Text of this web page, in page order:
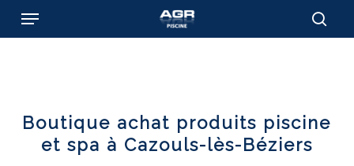
Menu
Boutique achat produits piscine
et spa à Cazouls-lès-Béziers